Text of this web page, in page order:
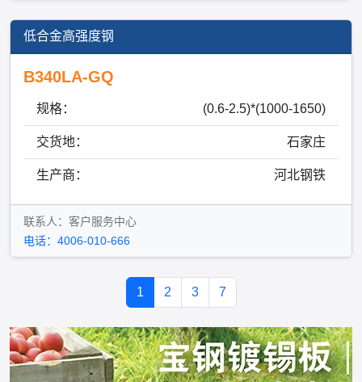
低合金高强度钢
B340LA-GQ
规格： (0.6-2.5)*(1000-1650)
交货地： 石家庄
生产商： 河北钢铁
联系人：客户服务中心
电话：4006-010-666
1 2 3 7